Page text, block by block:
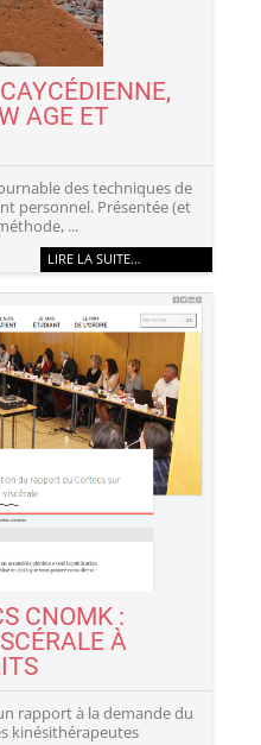
AGE ET
des techniques de
personnel. Présentée (et
...
LIRE LA SUITE…
CNOMK :
À
rapport à la demande du
kinésithérapeutes